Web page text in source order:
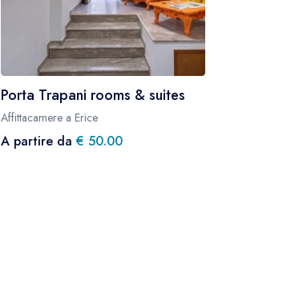
Porta Trapani rooms & suites
Affittacamere a Erice
A partire da € 50.00